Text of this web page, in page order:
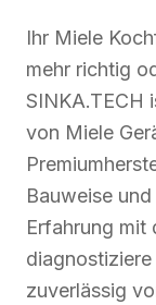
Ihr Miele
mehr richtig
SINKA.TECH
von Miele
Bauweise
Erfahrung mit
zuverlässig